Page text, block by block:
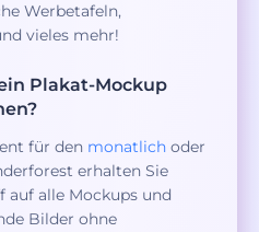
Werbetafeln,
vieles mehr!
Plakat-Mockup
für den monatlich oder
erhalten Sie
auf alle Mockups und
Bilder ohne